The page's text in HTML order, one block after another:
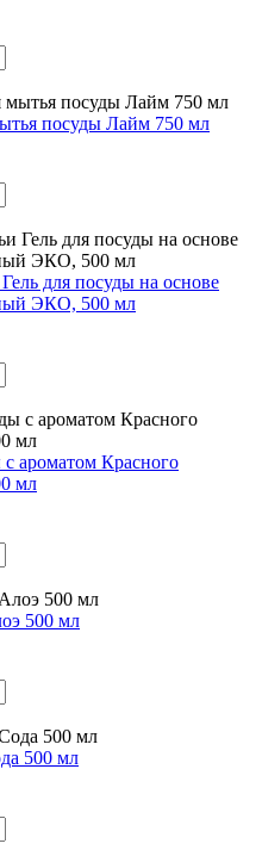
посуды Лайм 750 мл
для посуды на основе
ЭКО, 500 мл
ароматом Красного
мл
500 мл
500 мл